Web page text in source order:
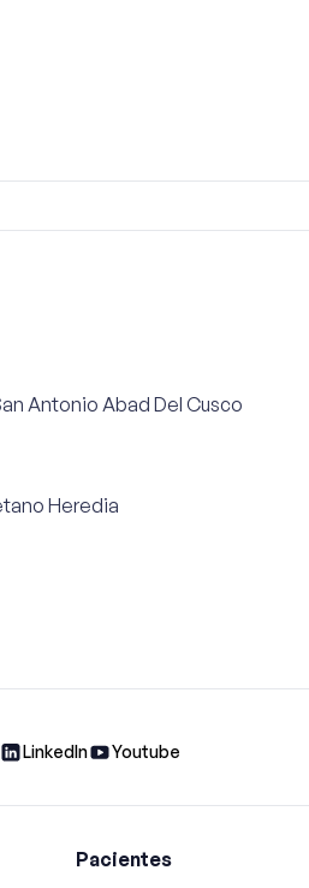
Antonio Abad Del Cusco
Heredia
LinkedIn Youtube
Pacientes